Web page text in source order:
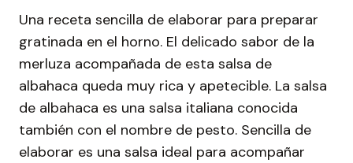
Una receta sencilla de elaborar para preparar
gratinada en el horno. El delicado sabor de la
merluza acompañada de esta salsa de
albahaca queda muy rica y apetecible. La salsa
de albahaca es una salsa italiana conocida
también con el nombre de pesto. Sencilla de
elaborar es una salsa ideal para acompañar